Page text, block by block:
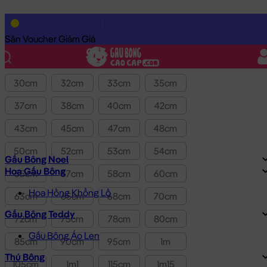
Săn Voucher Giảm Giá
Gấu Bông Noel
Hoa Gấu Bông
Hoa Hồng Khổng Lồ
Gấu Bông Teddy
Gấu Bông Áo Len
Thú Bông
Lọc theo Giá SP:
Giá
Kích thước
30cm 32cm 33cm
35cm
37cm
38cm 40cm
42cm
43cm
45cm 47cm
48cm
50cm
52cm 53cm
54cm
55cm
57cm 58cm
60cm
63cm
65cm 68cm
70cm
72cm
75cm 78cm
80cm
85cm
90cm 95cm
1m
105cm
1m1 115cm
1m15